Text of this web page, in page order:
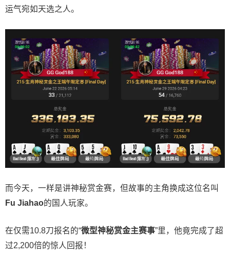
运气宛如天选之人。
而今天，一样是讲神秘赏金赛，但故事的主角换成这位名叫
Fu Jiahao的国人玩家。
在仅需10.8刀报名的“微型神秘赏金主赛事”里，他竟完成了超
过2,200倍的惊人回报！